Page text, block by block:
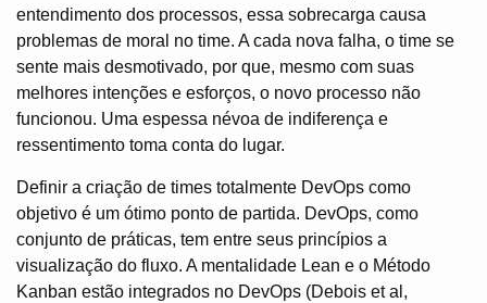
entendimento dos processos, essa sobrecarga causa
problemas de moral no time. A cada nova falha, o time se
sente mais desmotivado, por que, mesmo com suas
melhores intenções e esforços, o novo processo não
funcionou. Uma espessa névoa de indiferença e
ressentimento toma conta do lugar.
Definir a criação de times totalmente DevOps como
objetivo é um ótimo ponto de partida. DevOps, como
conjunto de práticas, tem entre seus princípios a
visualização do fluxo. A mentalidade Lean e o Método
Kanban estão integrados no DevOps (Debois et al,